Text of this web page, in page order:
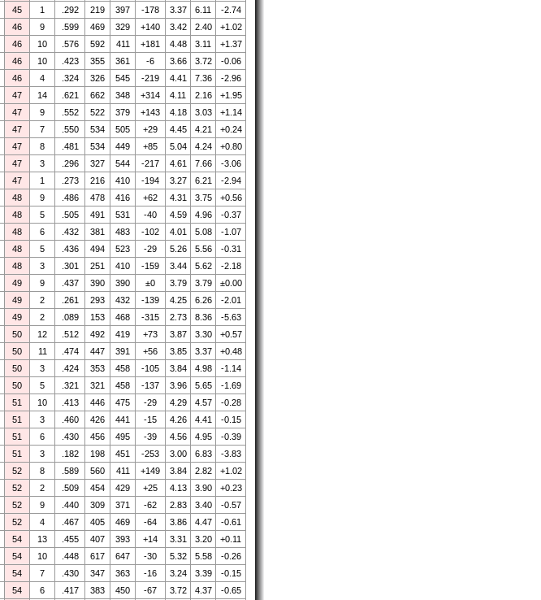
45 1 .292 219 397 -178 3.37 6.11
-2.74
46 9 .599 469 329 +140 3.42 2.40
+1.02
46 10 .576 592 411 +181 4.48 3.11
+1.37
46 10 .423 355 361 -6 3.66 3.72
-0.06
46 4 .324 326 545 -219 4.41 7.36
-2.96
47 14 .621 662 348 +314 4.11 2.16
+1.95
47 9 .552 522 379 +143 4.18 3.03
+1.14
47 7 .550 534 505 +29 4.45 4.21
+0.24
47 8 .481 534 449 +85 5.04 4.24
+0.80
47 3 .296 327 544 -217 4.61 7.66
-3.06
47 1 .273 216 410 -194 3.27 6.21
-2.94
48 9 .486 478 416 +62 4.31 3.75
+0.56
48 5 .505 491 531 -40 4.59 4.96
-0.37
48 6 .432 381 483 -102 4.01 5.08
-1.07
48 5 .436 494 523 -29 5.26 5.56
-0.31
48 3 .301 251 410 -159 3.44 5.62
-2.18
49 9 .437 390 390 ±0 3.79 3.79
±0.00
49 2 .261 293 432 -139 4.25 6.26
-2.01
49 2 .089 153 468 -315 2.73 8.36
-5.63
50 12 .512 492 419 +73 3.87 3.30
+0.57
50 11 .474 447 391 +56 3.85 3.37
+0.48
50 3 .424 353 458 -105 3.84 4.98
-1.14
50 5 .321 321 458 -137 3.96 5.65
-1.69
51 10 .413 446 475 -29 4.29 4.57
-0.28
51 3 .460 426 441 -15 4.26 4.41
-0.15
51 6 .430 456 495 -39 4.56 4.95
-0.39
51 3 .182 198 451 -253 3.00 6.83
-3.83
52 8 .589 560 411 +149 3.84 2.82
+1.02
52 2 .509 454 429 +25 4.13 3.90
+0.23
52 9 .440 309 371 -62 2.83 3.40
-0.57
52 4 .467 405 469 -64 3.86 4.47
-0.61
54 13 .455 407 393 +14 3.31 3.20
+0.11
54 10 .448 617 647 -30 5.32 5.58
-0.26
54 7 .430 347 363 -16 3.24 3.39
-0.15
54 6 .417 383 450 -67 3.72 4.37 -0.65